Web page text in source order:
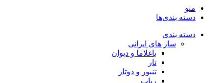
منو
دسته بندی‌ها
دسته بندی
ساز های ایرانی
باغلاما و دیوان
تار
تنبور و دوتار
رباب